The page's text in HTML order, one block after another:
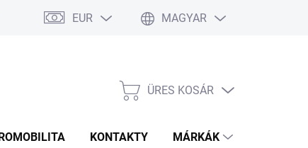
Kérdések Rozmery bannerov Obchodné podmienky
EUR MAGYAR
KOSÁR
ÜRES KOSÁR
KONTAKTY MÁRKÁK